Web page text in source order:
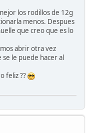
los rodillos de 12g
menos. Despues
que creo que es lo
abrir otra vez
le puede hacer al
feliz ??